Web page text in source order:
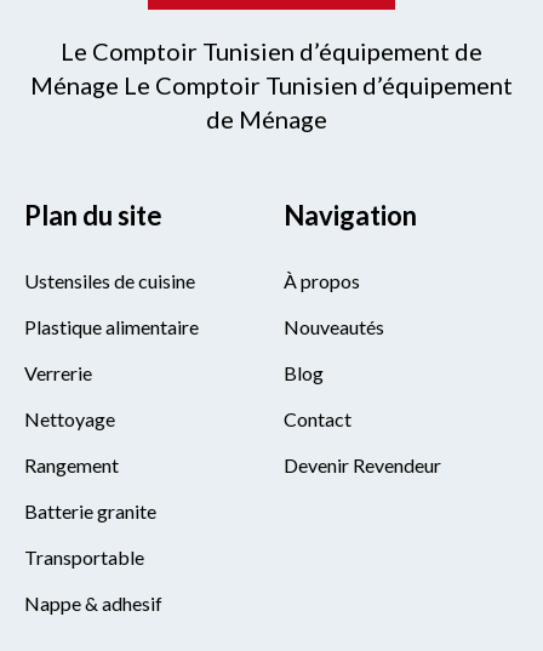
Le Comptoir Tunisien d’équipement de
Ménage Le Comptoir Tunisien d’équipement
de Ménage
Plan du site
Ustensiles de cuisine
Plastique alimentaire
Verrerie
Nettoyage
Rangement
Batterie granite
Transportable
Nappe & adhesif
Navigation
À propos
Nouveautés
Blog
Contact
Devenir Revendeur